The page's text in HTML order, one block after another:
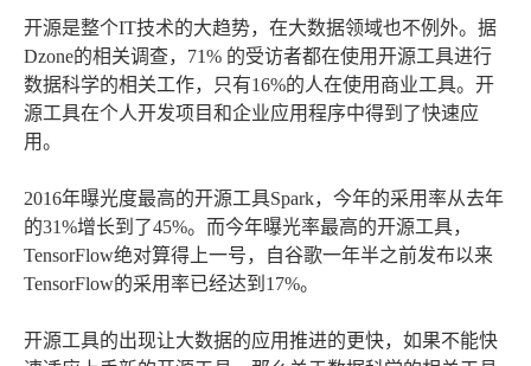
开源是整个IT技术的大趋势，在大数据领域也不例外。据
Dzone的相关调查，71% 的受访者都在使用开源工具进行
数据科学的相关工作，只有16%的人在使用商业工具。开
源工具在个人开发项目和企业应用程序中得到了快速应
用。
2016年曝光度最高的开源工具Spark，今年的采用率从去年
的31%增长到了45%。而今年曝光率最高的开源工具，
TensorFlow绝对算得上一号，自谷歌一年半之前发布以来
TensorFlow的采用率已经达到17%。
开源工具的出现让大数据的应用推进的更快，如果不能快